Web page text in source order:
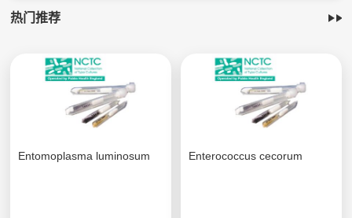
热门推荐
Entomoplasma luminosum Enterococcus cecorum